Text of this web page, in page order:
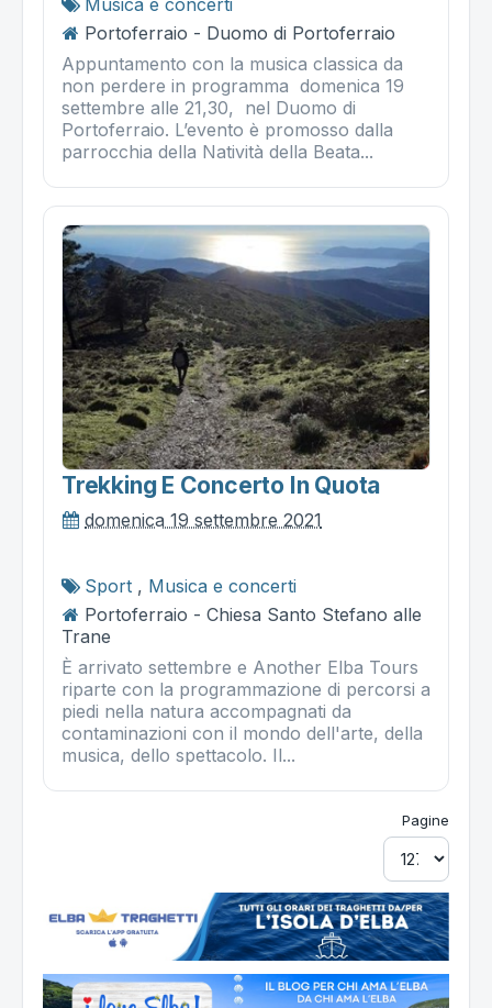
Portoferraio - Duomo di Portoferraio
Appuntamento con la musica classica da
non perdere in programma domenica 19
settembre alle 21,30, nel Duomo di
Portoferraio. L’evento è promosso dalla
parrocchia della Natività della Beata...
Trekking E Concerto In Quota
domenica 19 settembre 2021
Sport , Musica e concerti
Portoferraio - Chiesa Santo Stefano alle
Trane
È arrivato settembre e Another Elba Tours
riparte con la programmazione di percorsi a
piedi nella natura accompagnati da
contaminazioni con il mondo dell'arte, della
musica, dello spettacolo. Il...
Pagine